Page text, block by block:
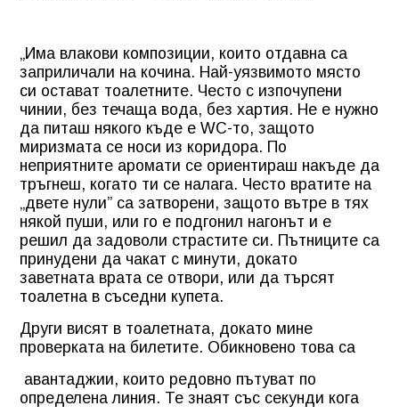
„Има влакови композиции, които отдавна са
заприличали на кочина. Най-уязвимото място
си остават тоалетните. Често с изпочупени
чинии, без течаща вода, без хартия. Не е нужно
да питаш някого къде е WC-то, защото
миризмата се носи из коридора. По
неприятните аромати се ориентираш накъде да
тръгнеш, когато ти се налага. Често вратите на
„двете нули” са затворени, защото вътре в тях
някой пуши, или го е подгонил нагонът и е
решил да задоволи страстите си. Пътниците са
принудени да чакат с минути, докато
заветната врата се отвори, или да търсят
тоалетна в съседни купета.
Други висят в тоалетната, докато мине
проверката на билетите. Обикновено това са
авантаджии, които редовно пътуват по
определена линия. Те знаят със секунди кога